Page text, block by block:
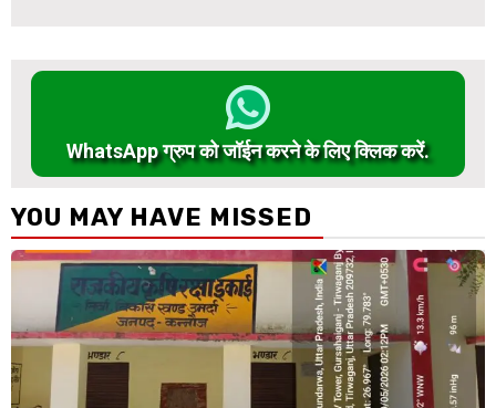
WhatsApp ग्रुप को जॉईन करने के लिए क्लिक करें.
YOU MAY HAVE MISSED